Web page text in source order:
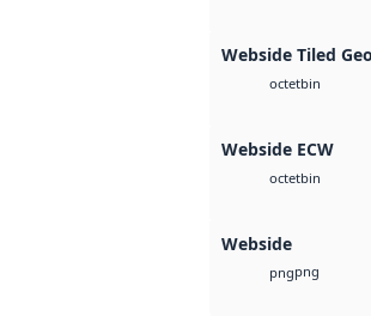
Webside Tiled
octetbin
Webside ECW
octetbin
Webside
pngpng